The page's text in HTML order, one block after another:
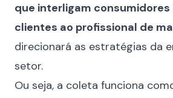
que interligam consumidores
clientes ao profissional de
direcionará as estratégias da
setor.
Ou seja, a coleta funciona